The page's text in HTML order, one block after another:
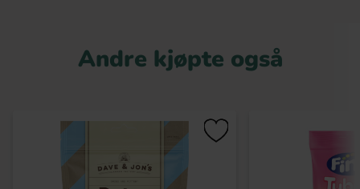
Andre kjøpte også